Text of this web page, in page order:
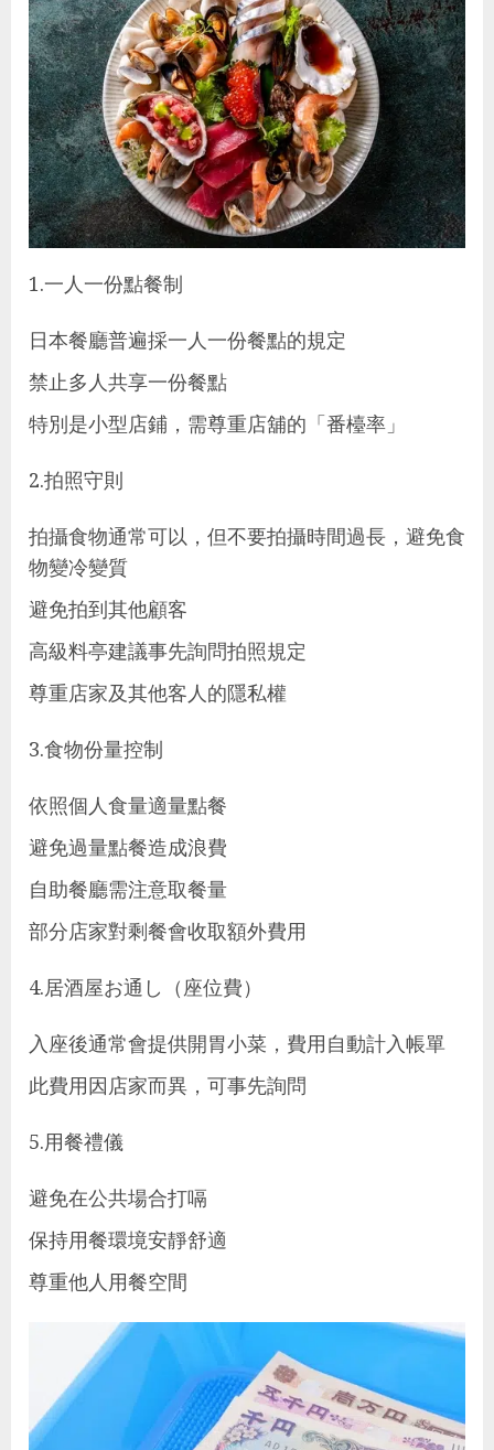
1.一人一份點餐制
日本餐廳普遍採一人一份餐點的規定
禁止多人共享一份餐點
特別是小型店鋪，需尊重店舖的「番檯率」
2.拍照守則
拍攝食物通常可以，但不要拍攝時間過長，避免食
物變冷變質
避免拍到其他顧客
高級料亭建議事先詢問拍照規定
尊重店家及其他客人的隱私權
3.食物份量控制
依照個人食量適量點餐
避免過量點餐造成浪費
自助餐廳需注意取餐量
部分店家對剩餐會收取額外費用
4.居酒屋お通し（座位費）
入座後通常會提供開胃小菜，費用自動計入帳單
此費用因店家而異，可事先詢問
5.用餐禮儀
避免在公共場合打嗝
保持用餐環境安靜舒適
尊重他人用餐空間